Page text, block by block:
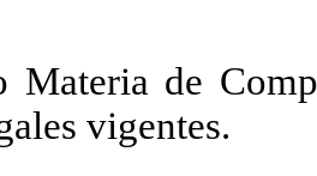
Materia de
vigentes.